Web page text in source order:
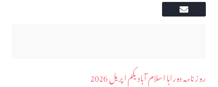
روز نامہ دوراہا اسلام آباد یکم اپریل 2026